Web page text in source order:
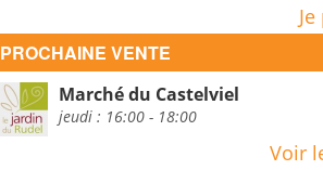
PROCHAINE VENTE
Marché du Castelviel
jeudi : 16:00 - 18:00
Voir